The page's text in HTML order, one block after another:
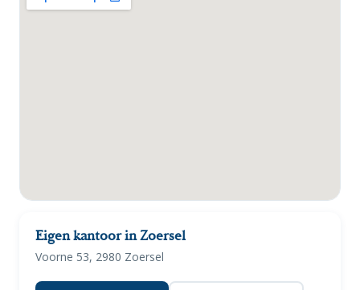
Eigen kantoor in Zoersel
Voorne 53, 2980 Zoersel